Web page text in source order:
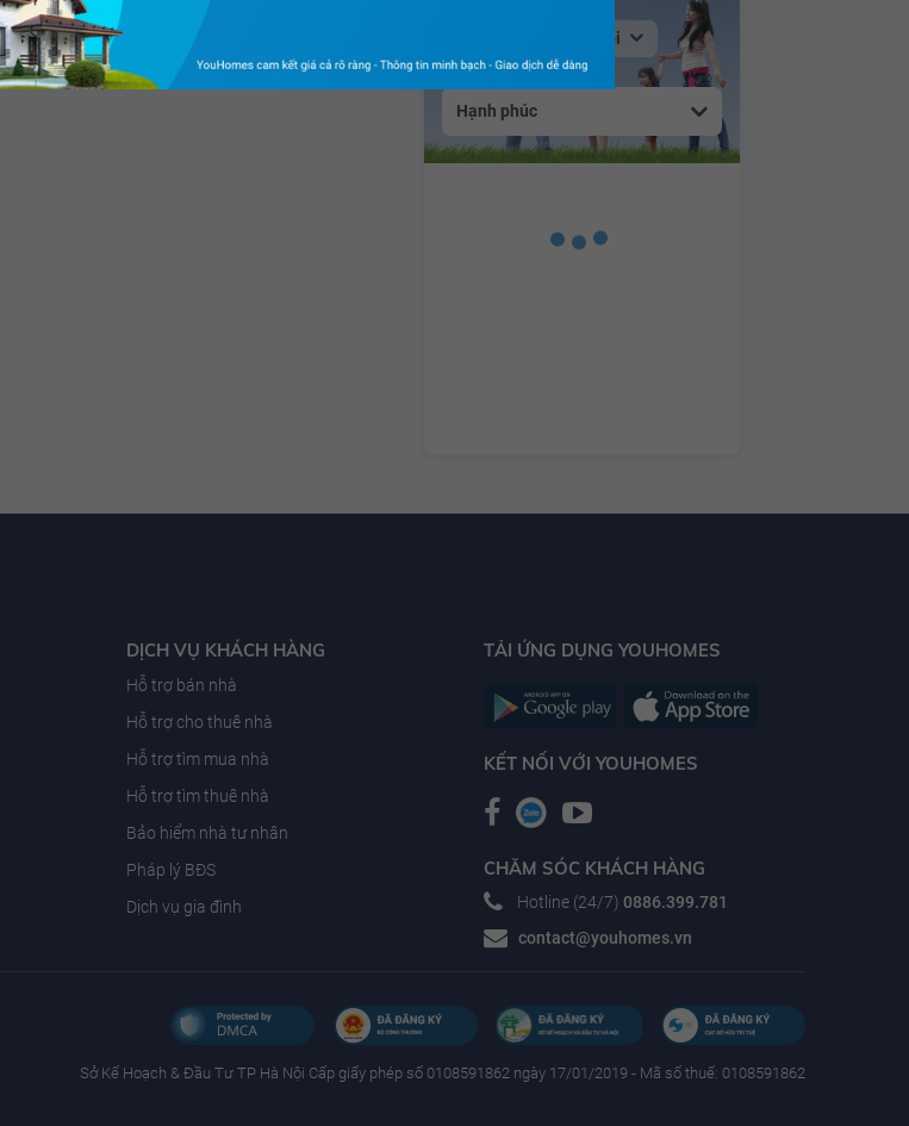
Tại Hà Nội
Hạnh phúc
DỊCH VỤ KHÁCH HÀNG
Hỗ trợ bán nhà
Hỗ trợ cho thuê nhà
Hỗ trợ tìm mua nhà
Hỗ trợ tìm thuê nhà
Bảo hiểm nhà tư nhân
Pháp lý BĐS
Dịch vụ gia đình
TẢI ỨNG DỤNG YOUHOMES
KẾT NỐI VỚI YOUHOMES
CHĂM SÓC KHÁCH HÀNG
Hotline (24/7) 0886.399.781
contact@youhomes.vn
Sở Kế Hoạch & Ðầu Tư TP Hà Nội Cấp giấy phép số 0108591862 ngày 17/01/2019 - Mã số thuế: 0108591862